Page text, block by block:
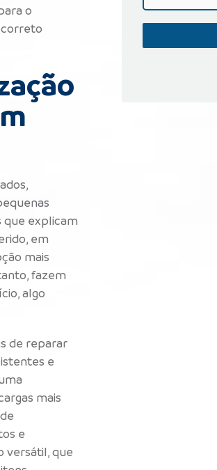
o
correto
que explicam
em
mais
fazem
algo
de reparar
e
mais
e
versátil, que